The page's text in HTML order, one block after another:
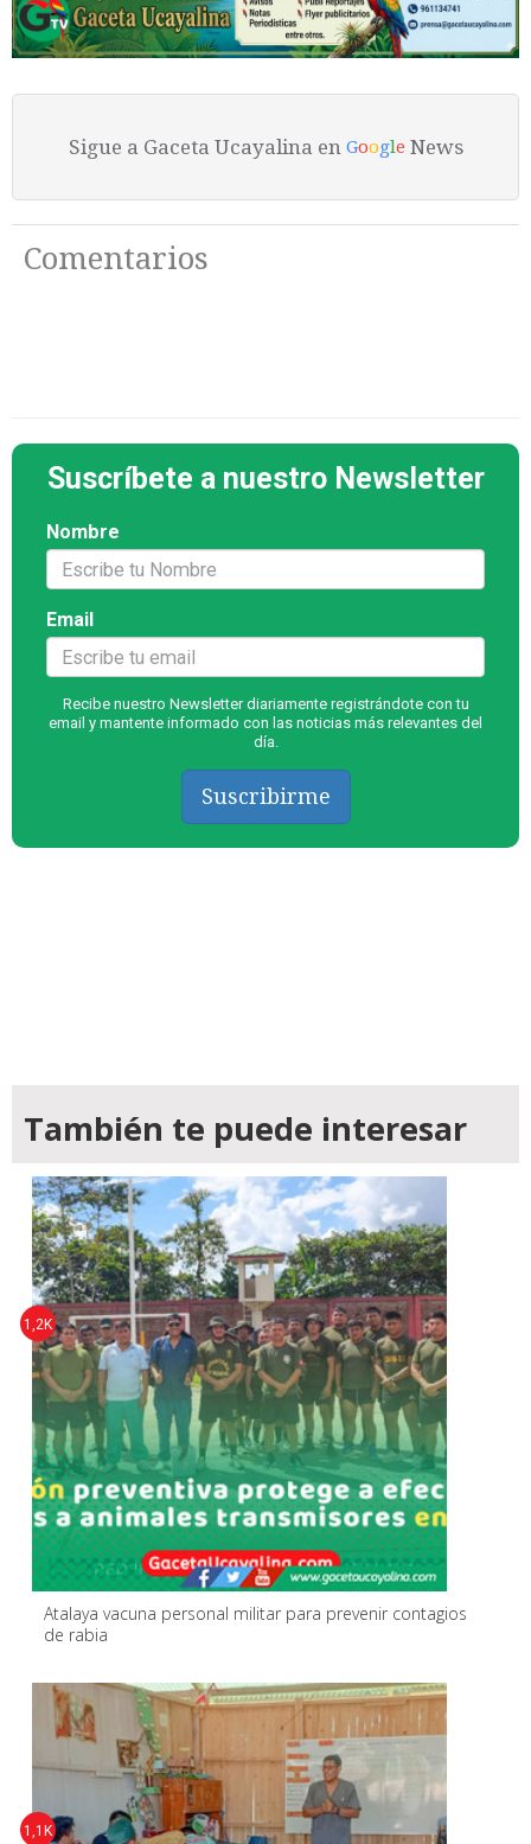
Sigue a Gaceta Ucayalina en Google News
Comentarios
Suscríbete a nuestro Newsletter
Nombre
Email
Recibe nuestro Newsletter diariamente registrándote con tu
email y mantente informado con las noticias más relevantes del
día.
Suscribirme
También te puede interesar
Atalaya vacuna personal militar para prevenir contagios
de rabia
1,2K
1,1K